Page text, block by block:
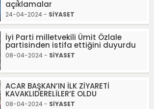
açıklamalar
24-04-2024 - SİYASET
İyi Parti milletvekili Ümit Özlale
partisinden istifa ettiğini duyurdu
08-04-2024 - SİYASET
ACAR BAŞKAN’IN İLK ZİYARETİ
KAVAKLIDERELİLER’E OLDU
08-04-2024 - SİYASET